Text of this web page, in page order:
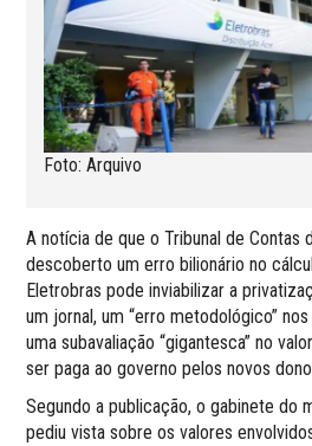
Foto: Arquivo
A notícia de que o Tribunal de Contas
descoberto um erro bilionário no
Eletrobras pode inviabilizar a
um jornal, um “erro metodológico”
uma subavaliação “gigantesca” no
ser paga ao governo pelos novos
Segundo a publicação, o gabinete do
pediu vista sobre os valores